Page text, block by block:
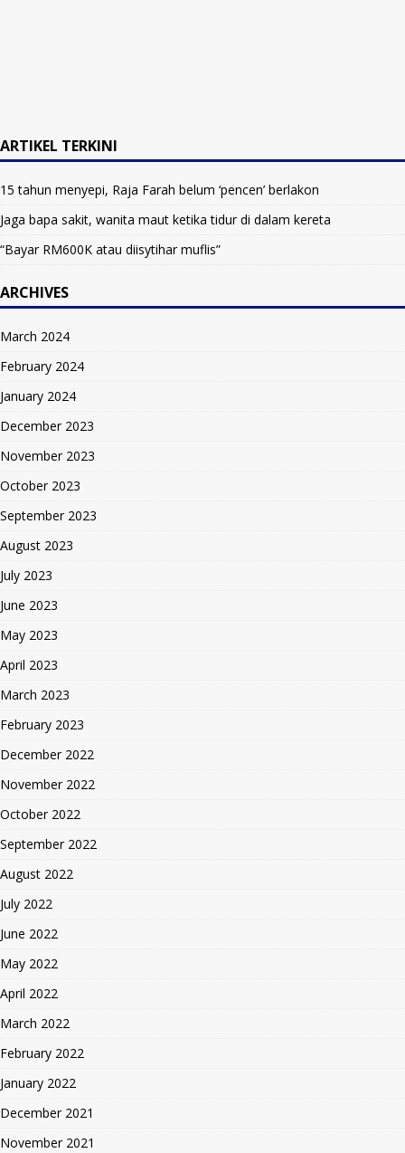
ARTIKEL TERKINI
15 tahun menyepi, Raja Farah belum ‘pencen’ berlakon
Jaga bapa sakit, wanita maut ketika tidur di dalam kereta
“Bayar RM600K atau diisytihar muflis”
ARCHIVES
March 2024
February 2024
January 2024
December 2023
November 2023
October 2023
September 2023
August 2023
July 2023
June 2023
May 2023
April 2023
March 2023
February 2023
December 2022
November 2022
October 2022
September 2022
August 2022
July 2022
June 2022
May 2022
April 2022
March 2022
February 2022
January 2022
December 2021
November 2021